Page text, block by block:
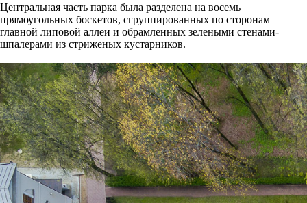
Центральная часть парка была разделена на восемь
прямоугольных боскетов, сгруппированных по сторонам
главной липовой аллеи и обрамленных зелеными стенами-
шпалерами из стриженых кустарников.